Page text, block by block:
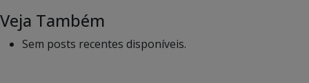
Veja Também
Sem posts recentes disponíveis.